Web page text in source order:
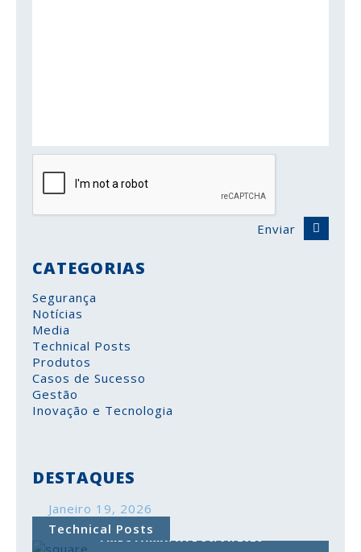
Enviar
CATEGORIAS
Segurança
Notícias
Media
Technical Posts
Produtos
Casos de Sucesso
Gestão
Inovação e Tecnologia
DESTAQUES
Janeiro 19, 2026
Technical Posts
COMUNICAÇÃO DO INVENTÁRIO À AUTORIDADE
TRIBUTÁRIA: ATÉ 30/01/2026